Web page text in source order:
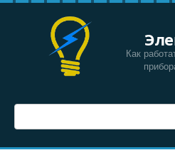
Перейти
Как
Поиск: